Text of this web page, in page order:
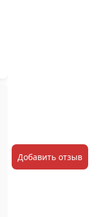
Добавить отзыв